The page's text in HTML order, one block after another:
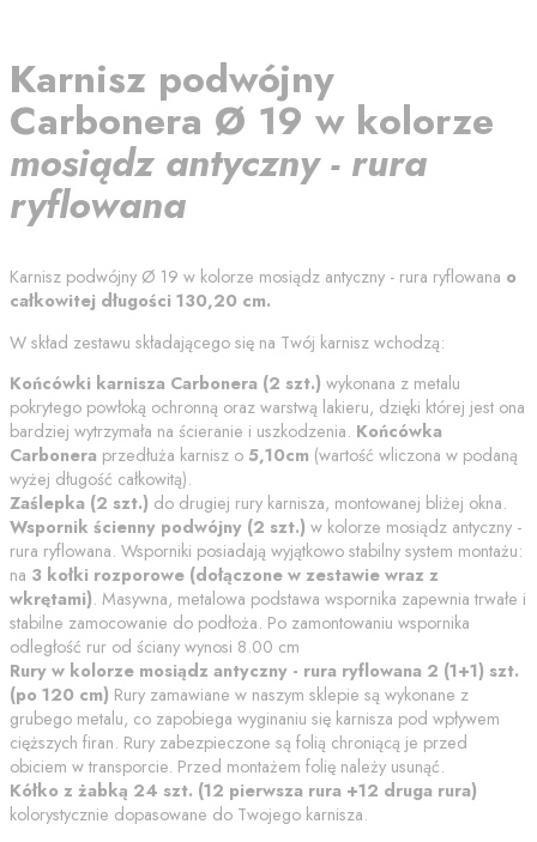
Karnisz podwójny
Carbonera Ø 19 w kolorze
mosiądz antyczny - rura
ryflowana
Karnisz podwójny Ø 19 w kolorze mosiądz antyczny - rura ryflowana o
całkowitej długości 130,20 cm.
W skład zestawu składającego się na Twój karnisz wchodzą:
Końcówki karnisza Carbonera (2 szt.) wykonana z metalu
pokrytego powłoką ochronną oraz warstwą lakieru, dzięki której jest ona
bardziej wytrzymała na ścieranie i uszkodzenia. Końcówka
Carbonera przedłuża karnisz o 5,10cm (wartość wliczona w podaną
wyżej długość całkowitą).
Zaślepka (2 szt.) do drugiej rury karnisza, montowanej bliżej okna.
Wspornik ścienny podwójny (2 szt.) w kolorze mosiądz antyczny -
rura ryflowana. Wsporniki posiadają wyjątkowo stabilny system montażu:
na 3 kołki rozporowe (dołączone w zestawie wraz z
wkrętami). Masywna, metalowa podstawa wspornika zapewnia trwałe i
stabilne zamocowanie do podłoża. Po zamontowaniu wspornika
odległość rur od ściany wynosi 8.00 cm
Rury w kolorze mosiądz antyczny - rura ryflowana 2 (1+1) szt.
(po 120 cm) Rury zamawiane w naszym sklepie są wykonane z
grubego metalu, co zapobiega wyginaniu się karnisza pod wpływem
cięższych firan. Rury zabezpieczone są folią chroniącą je przed
obiciem w transporcie. Przed montażem folię należy usunąć.
Kółko z żabką 24 szt. (12 pierwsza rura +12 druga rura)
kolorystycznie dopasowane do Twojego karnisza.